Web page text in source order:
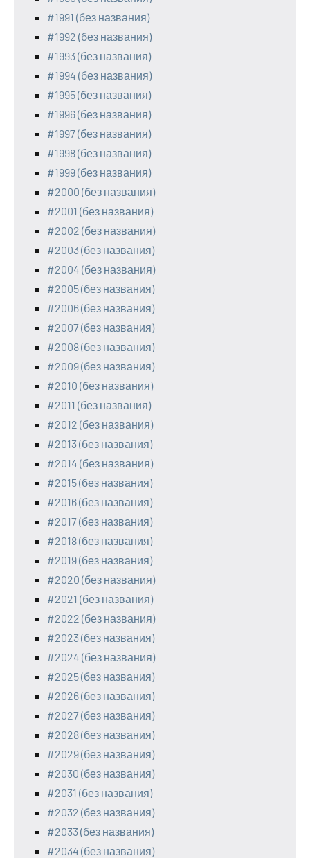
#1991 (без названия)
#1992 (без названия)
#1993 (без названия)
#1994 (без названия)
#1995 (без названия)
#1996 (без названия)
#1997 (без названия)
#1998 (без названия)
#1999 (без названия)
#2000 (без названия)
#2001 (без названия)
#2002 (без названия)
#2003 (без названия)
#2004 (без названия)
#2005 (без названия)
#2006 (без названия)
#2007 (без названия)
#2008 (без названия)
#2009 (без названия)
#2010 (без названия)
#2011 (без названия)
#2012 (без названия)
#2013 (без названия)
#2014 (без названия)
#2015 (без названия)
#2016 (без названия)
#2017 (без названия)
#2018 (без названия)
#2019 (без названия)
#2020 (без названия)
#2021 (без названия)
#2022 (без названия)
#2023 (без названия)
#2024 (без названия)
#2025 (без названия)
#2026 (без названия)
#2027 (без названия)
#2028 (без названия)
#2029 (без названия)
#2030 (без названия)
#2031 (без названия)
#2032 (без названия)
#2033 (без названия)
#2034 (без названия)